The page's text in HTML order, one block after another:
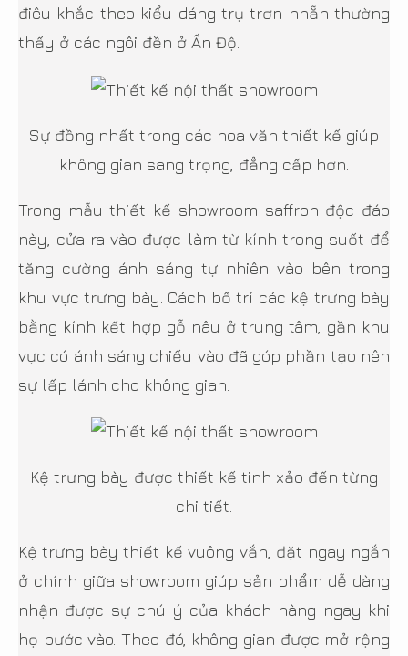
điêu khắc theo kiểu dáng trụ trơn nhẵn thường
thấy ở các ngôi đền ở Ấn Độ.
Sự đồng nhất trong các hoa văn thiết kế giúp
không gian sang trọng, đẳng cấp hơn.
Trong mẫu thiết kế showroom saffron độc đáo
này, cửa ra vào được làm từ kính trong suốt để
tăng cường ánh sáng tự nhiên vào bên trong
khu vực trưng bày. Cách bố trí các kệ trưng bày
bằng kính kết hợp gỗ nâu ở trung tâm, gần khu
vực có ánh sáng chiếu vào đã góp phần tạo nên
sự lấp lánh cho không gian.
Kệ trưng bày được thiết kế tinh xảo đến từng
chi tiết.
Kệ trưng bày thiết kế vuông vắn, đặt ngay ngắn
ở chính giữa showroom giúp sản phẩm dễ dàng
nhận được sự chú ý của khách hàng ngay khi
họ bước vào. Theo đó, không gian được mở rộng